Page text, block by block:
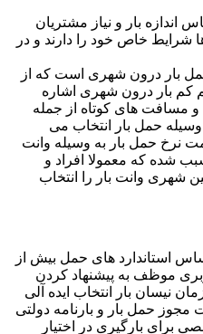
اندازه بار و نیاز مشتریان
خاص خود را دارند و در
حمل بار درون شهری است که از
کم بار درون شهری اشاره
مسافت های کوتاه از جمله
حمل بار انتخاب می
نرخ حمل بار به وسیله وانت
شده که معمولا افراد و
شهری وانت بار را انتخاب
استاندارد های حمل بیش از
موظف به پیشنهاد کردن
نیسان بار انتخاب ایده آلی
حمل بار و بارنامه دولتی
برای بارگیری در اختیار